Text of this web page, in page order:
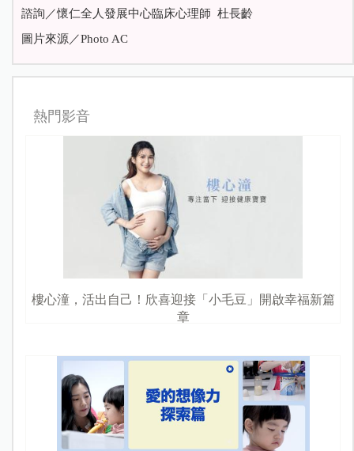
諮詢／懷仁全人發展中心臨床心理師 杜長齡
圖片來源／Photo AC
熱門影音
樓心潼，活出自己！欣喜迎接「小毛豆」開啟幸福新篇
章